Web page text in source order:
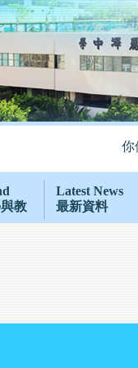
你們
教
Latest News
最新資料